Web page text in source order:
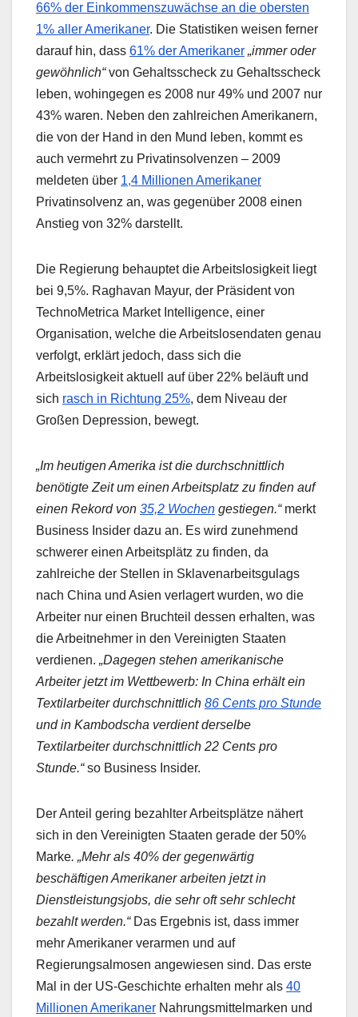
66% der Einkommenszuwächse an die obersten
1% aller Amerikaner. Die Statistiken weisen ferner
darauf hin, dass 61% der Amerikaner „immer oder
gewöhnlich“von Gehaltsscheck zu Gehaltsscheck
leben, wohingegen es 2008 nur 49% und 2007 nur
43% waren. Neben den zahlreichen Amerikanern,
die von der Hand in den Mund leben, kommt es
auch vermehrt zu Privatinsolvenzen – 2009
meldeten über 1,4 Millionen Amerikaner
Privatinsolvenz an, was gegenüber 2008 einen
Anstieg von 32% darstellt.
Die Regierung behauptet die Arbeitslosigkeit liegt
bei 9,5%. Raghavan Mayur, der Präsident von
TechnoMetrica Market Intelligence, einer
Organisation, welche die Arbeitslosendaten genau
verfolgt, erklärt jedoch, dass sich die
Arbeitslosigkeit aktuell auf über 22% beläuft und
sich rasch in Richtung 25%, dem Niveau der
Großen Depression, bewegt.
„Im heutigen Amerika ist die durchschnittlich
benötigte Zeit um einen Arbeitsplatz zu finden auf
einen Rekord von 35,2 Wochen gestiegen.“merkt
Business Insider dazu an. Es wird zunehmend
schwerer einen Arbeitsplätz zu finden, da
zahlreiche der Stellen in Sklavenarbeitsgulags
nach China und Asien verlagert wurden, wo die
Arbeiter nur einen Bruchteil dessen erhalten, was
die Arbeitnehmer in den Vereinigten Staaten
verdienen. „Dagegen stehen amerikanische
Arbeiter jetzt im Wettbewerb: In China erhält ein
Textilarbeiter durchschnittlich 86 Cents pro Stunde
und in Kambodscha verdient derselbe
Textilarbeiter durchschnittlich 22 Cents pro
Stunde.“so Business Insider.
Der Anteil gering bezahlter Arbeitsplätze nähert
sich in den Vereinigten Staaten gerade der 50%
Marke. „Mehr als 40% der gegenwärtig
beschäftigen Amerikaner arbeiten jetzt in
Dienstleistungsjobs, die sehr oft sehr schlecht
bezahlt werden.“Das Ergebnis ist, dass immer
mehr Amerikaner verarmen und auf
Regierungsalmosen angewiesen sind. Das erste
Mal in der US-Geschichte erhalten mehr als 40
Millionen Amerikaner Nahrungsmittelmarken und